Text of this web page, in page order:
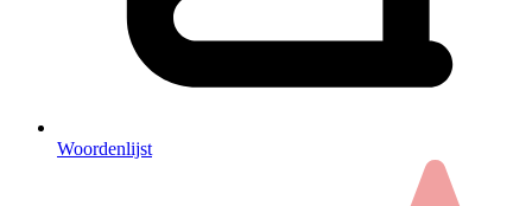
Woordenlijst